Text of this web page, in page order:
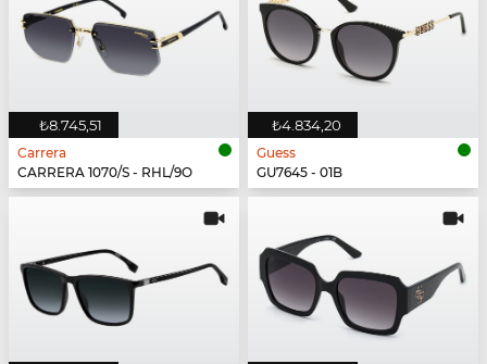
₺8.745,51
Carrera
CARRERA 1070/S - RHL/9O
₺4.834,20
Guess
GU7645 - 01B